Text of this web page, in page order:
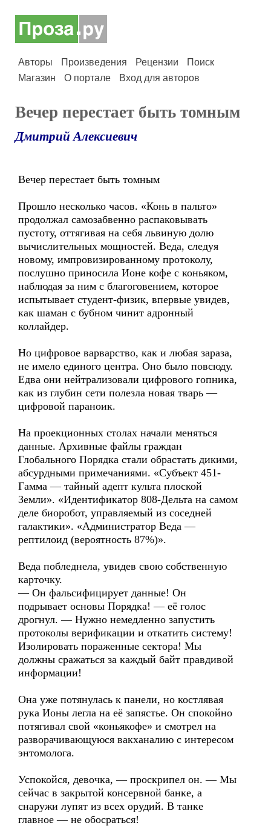
Авторы Произведения Рецензии
Поиск
Магазин
О портале Вход для авторов
Вечер перестает быть томным
Дмитрий Алексиевич
Вечер перестает быть томным
Прошло несколько часов. «Конь в пальто»
продолжал самозабвенно распаковывать
пустоту, оттягивая на себя львиную долю
вычислительных мощностей. Веда, следуя
новому, импровизированному протоколу,
послушно приносила Ионе кофе с коньяком,
наблюдая за ним с благоговением, которое
испытывает студент-физик, впервые увидев,
как шаман с бубном чинит адронный
коллайдер.
Но цифровое варварство, как и любая зараза,
не имело единого центра. Оно было повсюду.
Едва они нейтрализовали цифрового гопника,
как из глубин сети полезла новая тварь —
цифровой параноик.
На проекционных столах начали меняться
данные. Архивные файлы граждан
Глобального Порядка стали обрастать дикими,
абсурдными примечаниями. «Субъект 451-
Гамма — тайный адепт культа плоской
Земли». «Идентификатор 808-Дельта на самом
деле биоробот, управляемый из соседней
галактики». «Администратор Веда —
рептилоид (вероятность 87%)».
Веда побледнела, увидев свою собственную
карточку.
— Он фальсифицирует данные! Он
подрывает основы Порядка! — её голос
дрогнул. — Нужно немедленно запустить
протоколы верификации и откатить систему!
Изолировать пораженные сектора! Мы
должны сражаться за каждый байт правдивой
информации!
Она уже потянулась к панели, но костлявая
рука Ионы легла на её запястье. Он спокойно
потягивал свой «коньякофе» и смотрел на
разворачивающуюся вакханалию с интересом
энтомолога.
Успокойся, девочка, — проскрипел он. — Мы
сейчас в закрытой консервной банке, а
снаружи лупят из всех орудий. В танке
главное — не обосраться!